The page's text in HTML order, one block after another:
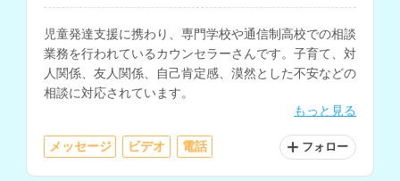
児童発達支援に携わり、専門学校や通信制高校での相談
業務を行われているカウンセラーさんです。子育て、対
人関係、友人関係、自己肯定感、漠然とした不安などの
相談に対応されています。
もっと見る
メッセージ ビデオ 電話 フォロー